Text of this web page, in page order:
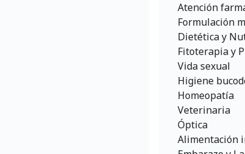
Atención
Formulación
Dietética y
Fitoterapia y
Vida sexual
Higiene
Homeopatía
Veterinaria
Óptica
Alimentación